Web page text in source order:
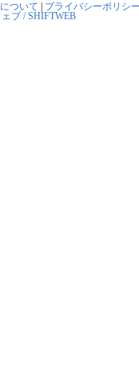
ついて
プライバシーポリシ
ブ / SHIFTWEB